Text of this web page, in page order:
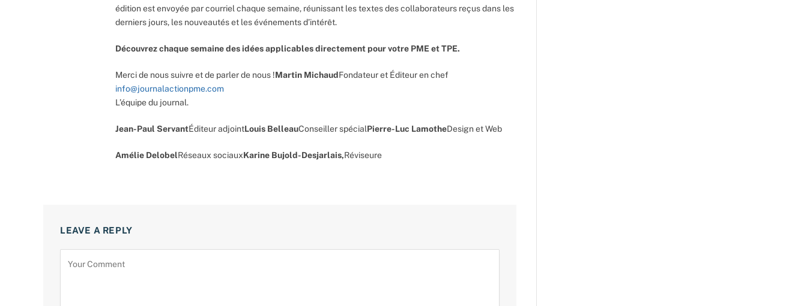
édition est envoyée par courriel chaque semaine, réunissant les textes des collaborateurs reçus dans les
derniers jours, les nouveautés et les événements d’intérêt.
Découvrez chaque semaine des idées applicables directement pour votre PME et TPE.
Merci de nous suivre et de parler de nous !
info@journalactionpme.com
L’équipe du journal.
Martin MichaudFondateur et Éditeur en chef
Jean-Paul ServantÉditeur adjointLouis BelleauConseiller spécialPierre-Luc LamotheDesign et Web
Amélie DelobelRéseaux sociauxKarine Bujold-Desjarlais,Réviseure
LEAVE A REPLY